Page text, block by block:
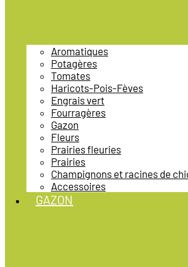
Aromatiques
Potagères
Tomates
Haricots-Pois-Fèves
Engrais vert
Fourragères
Gazon
Fleurs
Prairies fleuries
Prairies
Champignons et racines de
Accessoires
GAZON